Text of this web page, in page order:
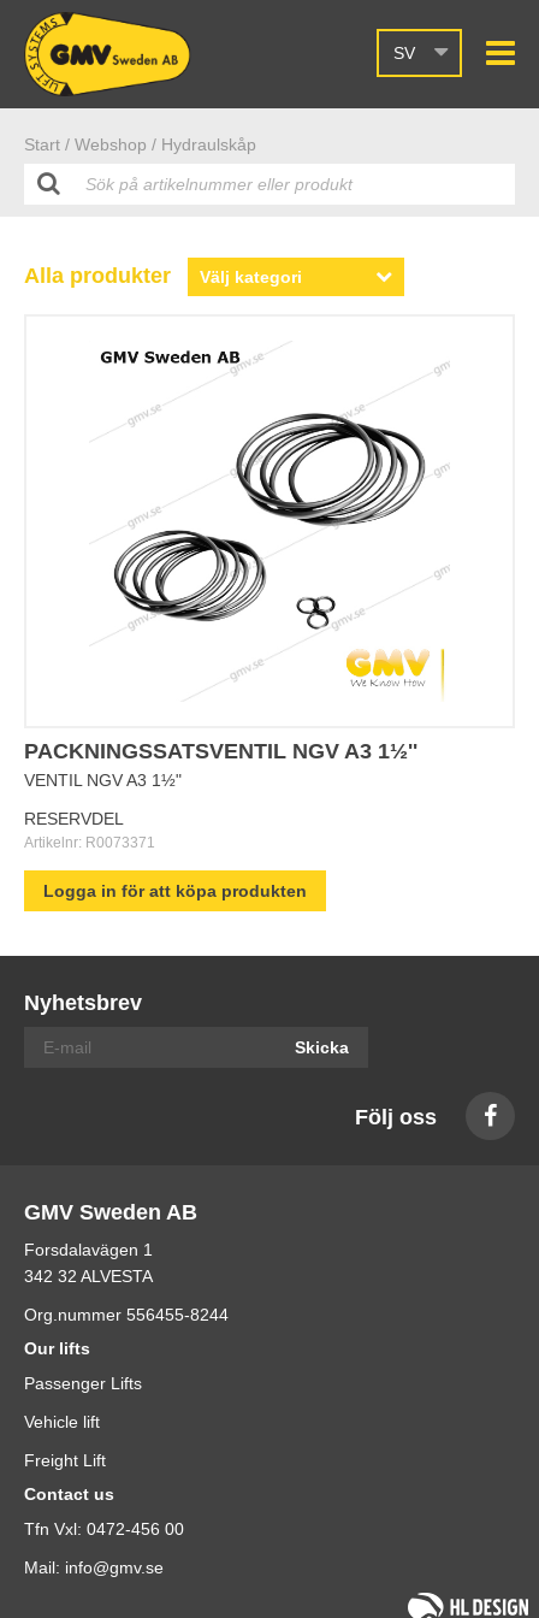
SV
Start / Webshop / Hydraulskåp
Alla produkter
PACKNINGSSATSVENTIL NGV A3 1½''
VENTIL NGV A3 1½"
RESERVDEL
Artikelnr: R0073371
Logga in för att köpa produkten
Nyhetsbrev
Skicka
Följ oss
GMV Sweden AB
Forsdalavägen 1
342 32 ALVESTA
Org.nummer 556455-8244
Our lifts
Passenger Lifts
Vehicle lift
Freight Lift
Contact us
Tfn Vxl: 0472-456 00
Mail: info@gmv.se